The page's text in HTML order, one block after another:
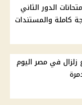
الدور الثاني
كاملة والمستندات
زلزال في مصر اليوم